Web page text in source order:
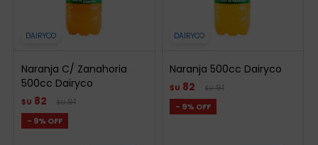
DAIRYCO
Naranja C/ Zanahoria
500cc Dairyco
$U 82 $U 91
9
DAIRYCO
Naranja 500cc Dairyco
$U 82 $U 91
9